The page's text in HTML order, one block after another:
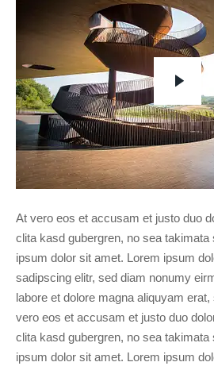
At vero eos et accusam et justo duo
clita kasd gubergren, no sea
ipsum dolor sit amet. Lorem ipsum
sadipscing elitr, sed diam nonumy
labore et dolore magna aliquyam
vero eos et accusam et justo duo
clita kasd gubergren, no sea
ipsum dolor sit amet. Lorem ipsum